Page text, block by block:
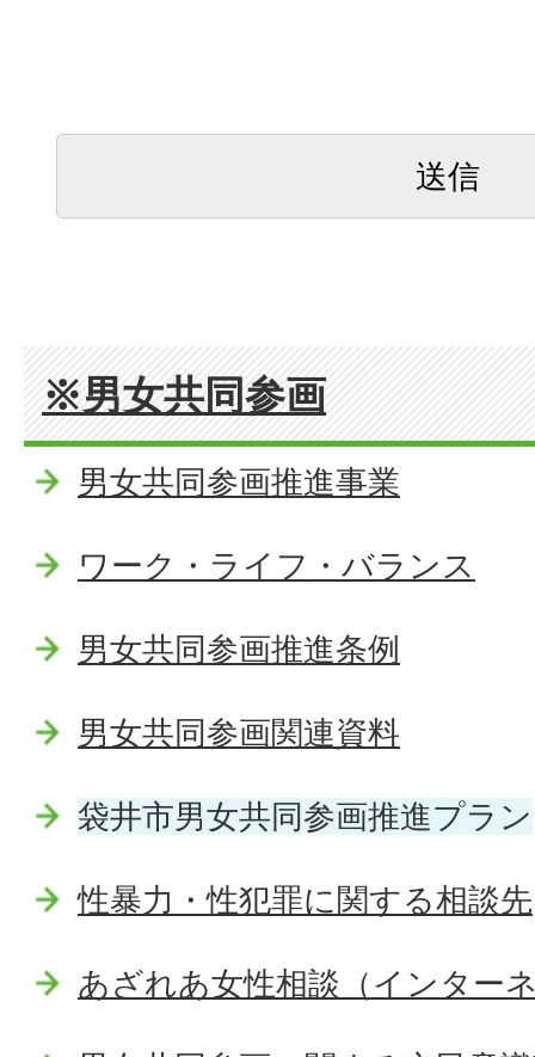
※男女共同参画
男女共同参画推進事業
ワーク・ライフ・バランス
男女共同参画推進条例
男女共同参画関連資料
袋井市男女共同参画推進プラン
性暴力・性犯罪に関する相談先
あざれあ女性相談（インター